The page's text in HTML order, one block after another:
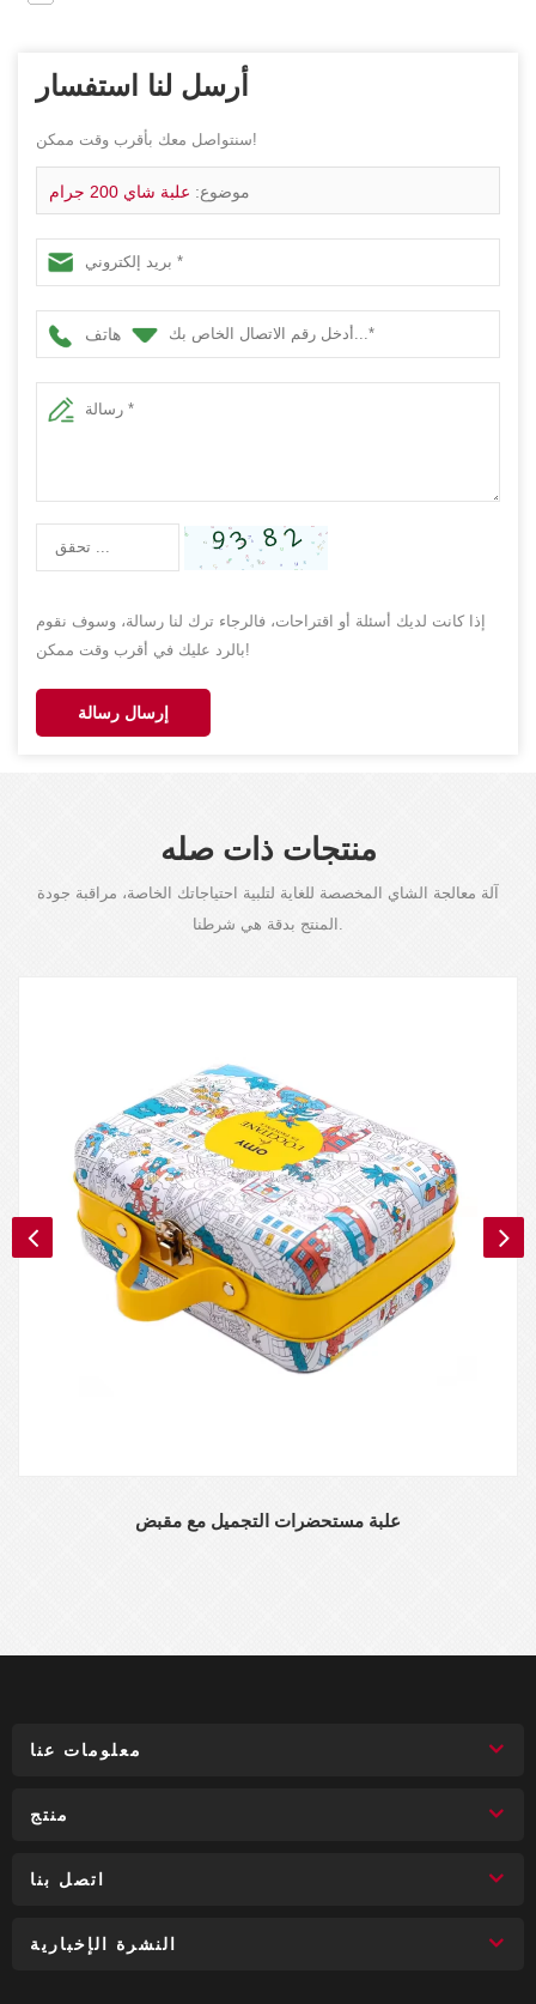
أرسل لنا استفسار
سنتواصل معك بأقرب وقت ممكن!
موضوع: علبة شاي 200 جرام
هاتف
إذا كانت لديك أسئلة أو اقتراحات، فالرجاء ترك لنا رسالة، وسوف نقوم
بالرد عليك في أقرب وقت ممكن!
إرسال رسالة
منتجات ذات صله
آلة معالجة الشاي المخصصة للغاية لتلبية احتياجاتك الخاصة، مراقبة جودة
علبة مستحضرات التجميل مع مقبض
معلومات عنا
منتج
اتصل بنا
النشرة الإخبارية